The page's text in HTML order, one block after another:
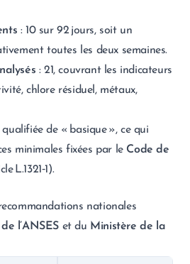
: 10 sur 92 jours, soit un
toutes les deux semaines.
: 21, couvrant les indicateurs
chlore résiduel, métaux,
qualifiée de « basique », ce qui
minimales fixées par le Code de
L.1321‑1).
nationales
l’ANSES et du Ministère de la